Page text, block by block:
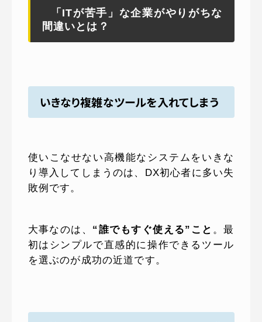
「ITが苦手」な企業がやりがちな
間違いとは？
いきなり複雑なツールを入れてしまう
使いこなせない高機能なシステムをいきな
り導入してしまうのは、DX初心者に多い失
敗例です。
大事なのは、 “誰でもすぐ使える”こと 。最
初はシンプルで直感的に操作できるツール
を選ぶのが成功の近道です。